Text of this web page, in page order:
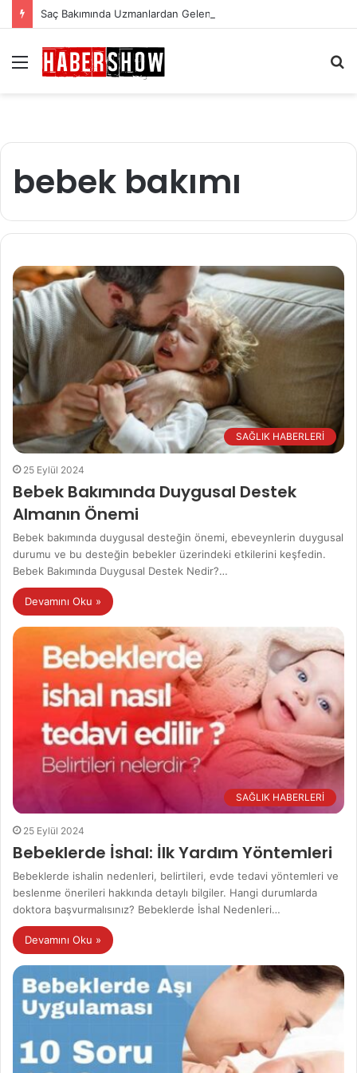
Saç Bakımında Uzmanlardan Gelen En Önemli İpuçları
Menü
bebek bakımı
SAĞLIK HABERLERİ
25 Eylül 2024
Bebek Bakımında Duygusal Destek
Almanın Önemi
Bebek bakımında duygusal desteğin önemi, ebeveynlerin duygusal
durumu ve bu desteğin bebekler üzerindeki etkilerini keşfedin.
Bebek Bakımında Duygusal Destek Nedir?…
Devamını Oku »
SAĞLIK HABERLERİ
25 Eylül 2024
Bebeklerde İshal: İlk Yardım Yöntemleri
Bebeklerde ishalin nedenleri, belirtileri, evde tedavi yöntemleri ve
beslenme önerileri hakkında detaylı bilgiler. Hangi durumlarda
doktora başvurmalısınız? Bebeklerde İshal Nedenleri…
Devamını Oku »